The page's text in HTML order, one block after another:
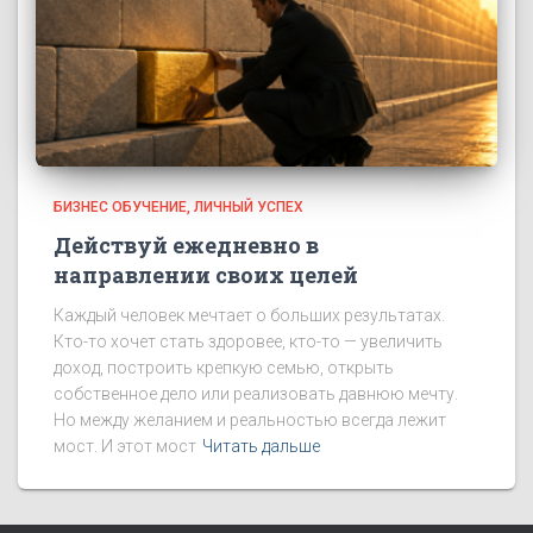
БИЗНЕС ОБУЧЕНИЕ ЛИЧНЫЙ УСПЕХ
Действуй ежедневно в
направлении своих целей
Каждый человек мечтает о больших результатах.
Кто-то хочет стать здоровее, кто-то — увеличить
доход, построить крепкую семью, открыть
собственное дело или реализовать давнюю мечту.
Но между желанием и реальностью всегда лежит
мост. И этот мост Читать дальше